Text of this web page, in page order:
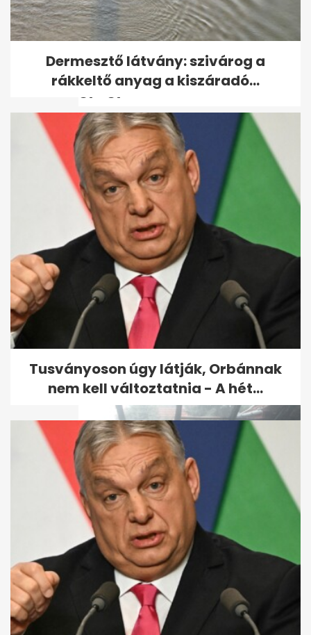
Lángokban áll a
Miskolctapolcai Barlangfürdő
gyógyászati...
Fotókon a brutális budapesti
tűzeset - kedd éjjel csaptak fel
a...
Nyolc évvel később kiderült, ki
ölte meg a jánoshalmi...
Dermesztő látvány: szivárog a
rákkeltő anyag a kiszáradó...
Tusványoson úgy látják, Orbánnak
nem kell változtatnia - A hét...